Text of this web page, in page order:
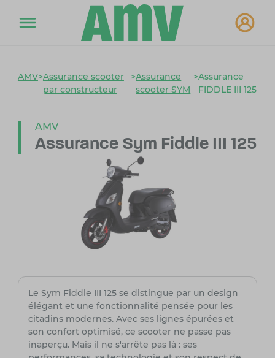
AMV>Assurance scooter
par constructeur
>Assurance
scooter SYM
>Assurance
FIDDLE III 125
AMV
Assurance Sym Fiddle III 125
Le Sym Fiddle III 125 se distingue par un design
élégant et une fonctionnalité pensée pour les
citadins modernes. Avec ses lignes épurées et
son confort optimisé, ce scooter ne passe pas
inaperçu. Mais il ne s'arrête pas là : ses